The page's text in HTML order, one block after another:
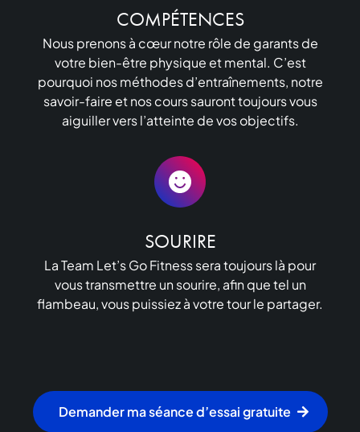
COMPÉTENCES
Nous prenons à cœur notre rôle de garants de
votre bien-être physique et mental. C’est
pourquoi nos méthodes d’entraînements, notre
savoir-faire et nos cours sauront toujours vous
aiguiller vers l’atteinte de vos objectifs.
SOURIRE
La Team Let’s Go Fitness sera toujours là pour
vous transmettre un sourire, afin que tel un
flambeau, vous puissiez à votre tour le partager.
Demander ma séance d’essai gratuite